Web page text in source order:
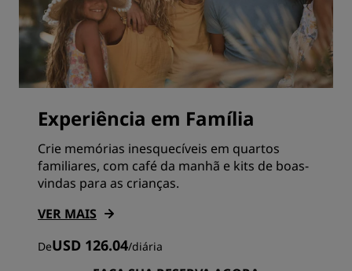
Experiência em Família
Crie memórias inesquecíveis em quartos
familiares, com café da manhã e kits de boas-
vindas para as crianças.
VER MAIS
DeUSD 126.04/diária